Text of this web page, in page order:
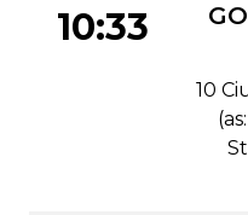
10:33
10